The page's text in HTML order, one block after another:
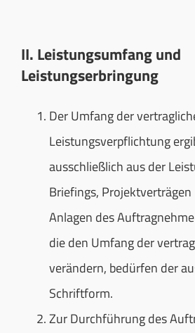
II. Leistungsumfang und
Leistungserbringung
Der Umfang der
Leistungsverpflichtung
ausschließlich aus der
Briefings,
Anlagen des
die den Umfang der
verändern, bedürfen der
Schriftform.
Zur Durchführung des